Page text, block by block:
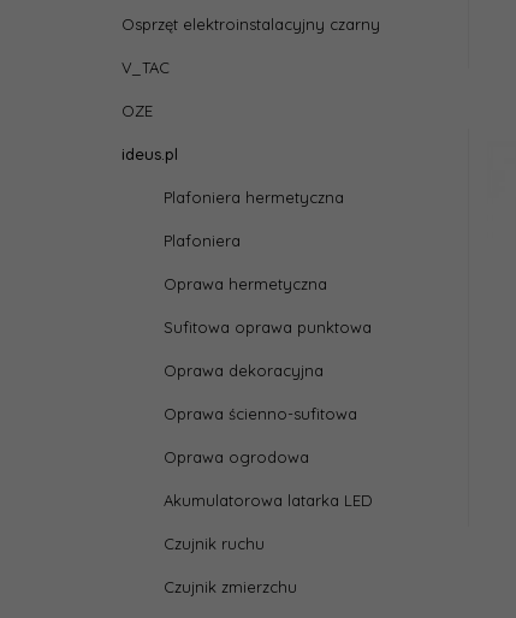
Osprzęt elektroinstalacyjny czarny
V_TAC
OZE
ideus.pl
Plafoniera hermetyczna
Plafoniera
Oprawa hermetyczna
Sufitowa oprawa punktowa
Oprawa dekoracyjna
Oprawa ścienno-sufitowa
Oprawa ogrodowa
Akumulatorowa latarka LED
Czujnik ruchu
Czujnik zmierzchu